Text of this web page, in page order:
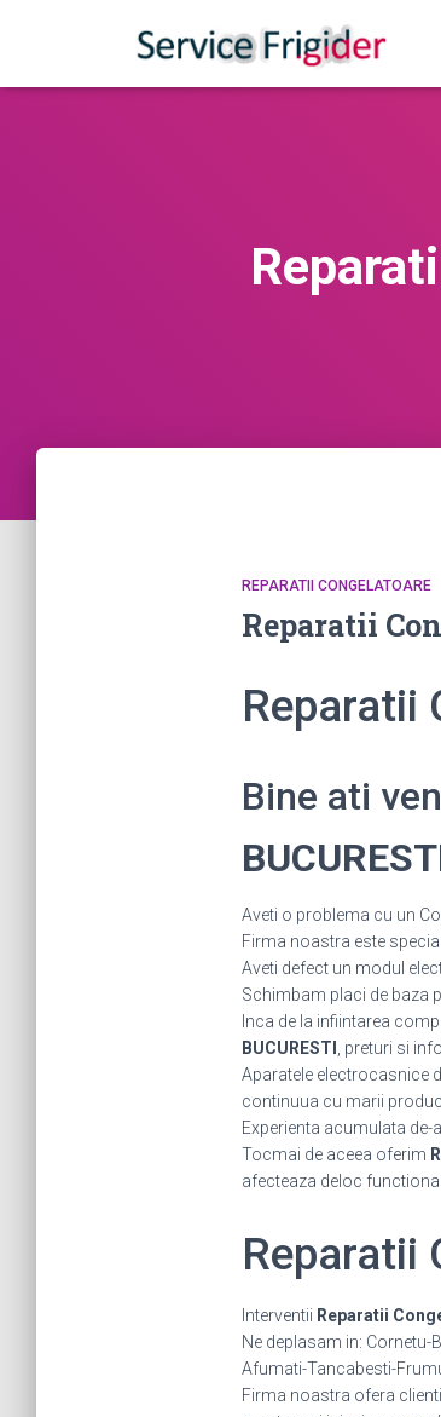
REPARATII CONGELATOARE
Reparatii
Reparatii
Bine ati
Aveti o problema cu un
Firma noastra este
Aveti defect un modul
Schimbam placi de baza
Inca de la infiintarea
BUCURESTI
, preturi si
Aparatele electrocasnice
continuua cu marii
Experienta acumulata
Tocmai de aceea oferim
afecteaza deloc
Reparatii
Interventii Reparatii
Ne deplasam in:
Afumati-Tancabesti-
Firma noastra ofera